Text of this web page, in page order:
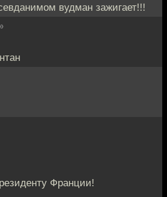
вудман зажигает!!!
Франции!